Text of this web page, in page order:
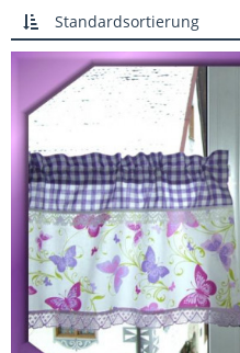
Standardsortierung